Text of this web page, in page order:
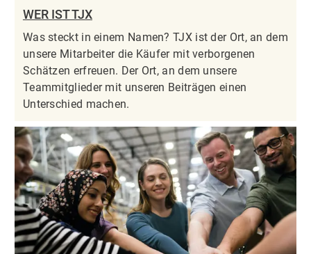
WER IST TJX
Was steckt in einem Namen? TJX ist der Ort, an dem
unsere Mitarbeiter die Käufer mit verborgenen
Schätzen erfreuen. Der Ort, an dem unsere
Teammitglieder mit unseren Beiträgen einen
Unterschied machen.